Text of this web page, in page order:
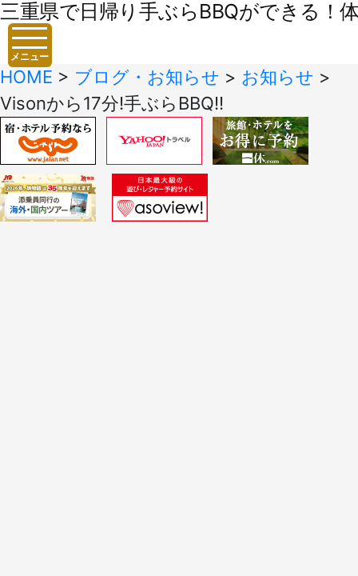
三重県で日帰り手ぶらBBQができる！
メニュー
HOME > ブログ・お知らせ > お知らせ >
Visonから17分!手ぶらBBQ!!